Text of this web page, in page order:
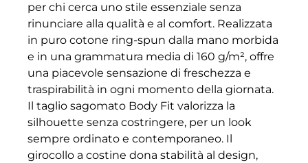
per chi cerca uno stile essenziale senza
rinunciare alla qualità e al comfort. Realizzata
in puro cotone ring-spun dalla mano morbida
e in una grammatura media di 160 g/m², offre
una piacevole sensazione di freschezza e
traspirabilità in ogni momento della giornata.
Il taglio sagomato Body Fit valorizza la
silhouette senza costringere, per un look
sempre ordinato e contemporaneo. Il
girocollo a costine dona stabilità al design,